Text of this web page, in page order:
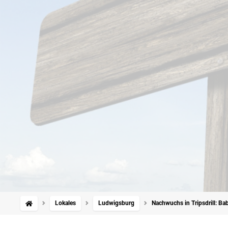
Lokales Ludwigsburg Nachwuchs in Tripsdrill: